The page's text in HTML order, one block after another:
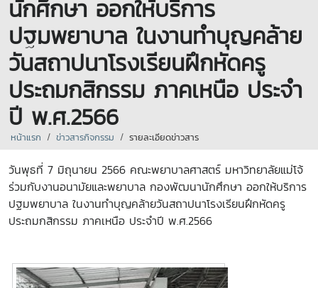
นักศึกษา ออกให้บริการ
ปฐมพยาบาล ในงานทำบุญคล้าย
วันสถาปนาโรงเรียนฝึกหัดครู
ประถมกสิกรรม ภาคเหนือ ประจำ
ปี พ.ศ.2566
หน้าแรก ข่าวสารกิจกรรม รายละเอียดข่าวสาร
วันพุธที่ 7 มิถุนายน 2566 คณะพยาบาลศาสตร์ มหาวิทยาลัยแม่โจ้
ร่วมกับงานอนามัยและพยาบาล กองพัฒนานักศึกษา ออกให้บริการ
ปฐมพยาบาล ในงานทำบุญคล้ายวันสถาปนาโรงเรียนฝึกหัดครู
ประถมกสิกรรม ภาคเหนือ ประจำปี พ.ศ.2566